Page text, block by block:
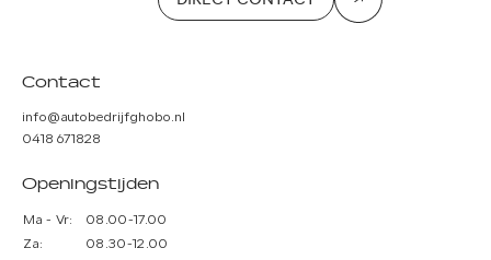
Contact
info@autobedrijfghobo.nl
0418 671828
Openingstijden
Ma - Vr:
08.00-17.00
Za:
08.30-12.00